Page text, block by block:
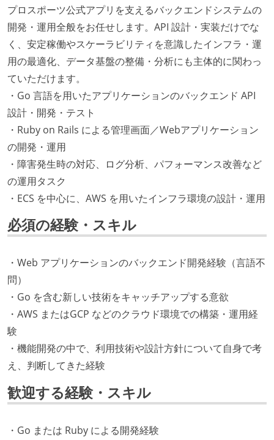
プロスポーツ公式アプリを支えるバックエンドシステムの
開発・運用全般をお任せします。API 設計・実装だけでな
く、安定稼働やスケーラビリティを意識したインフラ・運
用の最適化、データ基盤の整備・分析にも主体的に関わっ
ていただけます。
・Go 言語を用いたアプリケーションのバックエンド API
設計・開発・テスト
・Ruby on Rails による管理画面／Webアプリケーション
の開発・運用
・障害発生時の対応、ログ分析、パフォーマンス改善など
の運用タスク
・ECS を中心に、AWS を用いたインフラ環境の設計・運用
必須の経験・スキル
・Web アプリケーションのバックエンド開発経験（言語不
問）
・Go を含む新しい技術をキャッチアップする意欲
・AWS またはGCP などのクラウド環境での構築・運用経
験
・機能開発の中で、利用技術や設計方針について自身で考
え、判断してきた経験
歓迎する経験・スキル
・Go または Ruby による開発経験